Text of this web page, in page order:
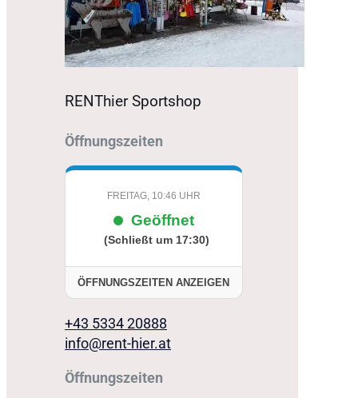
RENThier Sportshop
Öffnungszeiten
FREITAG, 10:46 UHR
Geöffnet
(Schließt um 17:30)
ÖFFNUNGSZEITEN ANZEIGEN
+43 5334 20888
info@rent-hier.at
Öffnungszeiten